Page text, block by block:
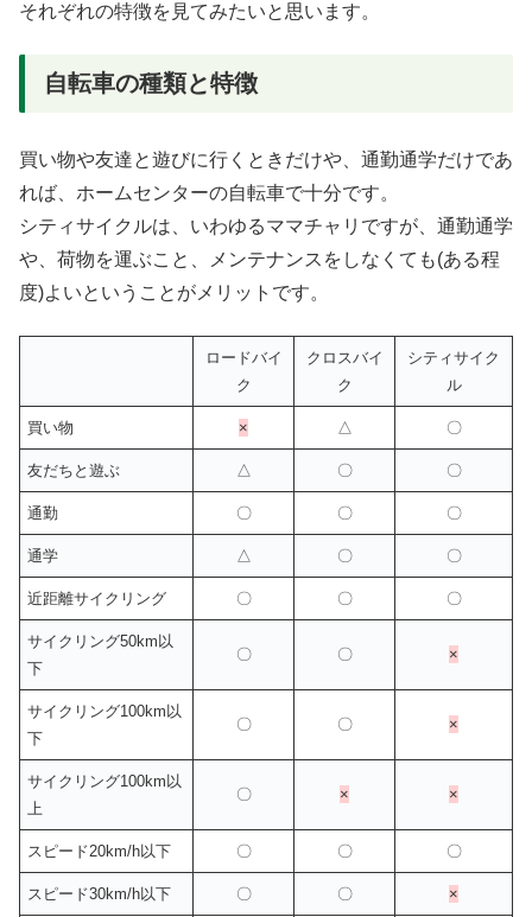
それぞれの特徴を見てみたいと思います。
自転車の種類と特徴
買い物や友達と遊びに行くときだけや、通勤通学だけであ
れば、ホームセンターの自転車で十分です。
シティサイクルは、いわゆるママチャリですが、通勤通学
や、荷物を運ぶこと、メンテナンスをしなくても(ある程
度)よいということがメリットです。
ロードバイ
ク
クロスバイ
ク
シティサイク
ル
買い物 × △ 〇
友だちと遊ぶ △ 〇 〇
通勤 〇 〇 〇
通学 △ 〇 〇
近距離サイクリング 〇 〇 〇
サイクリング50km以
下
〇 〇 ×
サイクリング100km以
下
〇 〇 ×
サイクリング100km以
上
〇 × ×
スピード20km/h以下 〇 〇 〇
スピード30km/h以下 〇 〇 ×